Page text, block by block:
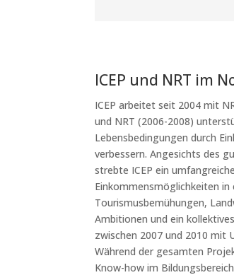
ICEP und NRT im
ICEP arbeitet seit 2004 mit
und NRT (2006-2008)
Lebensbedingungen durch
verbessern. Angesichts des
strebte ICEP ein
Einkommensmöglichkeiten
Tourismusbemühungen,
Ambitionen und ein
zwischen 2007 und 2010
Während der gesamten
Know-how im